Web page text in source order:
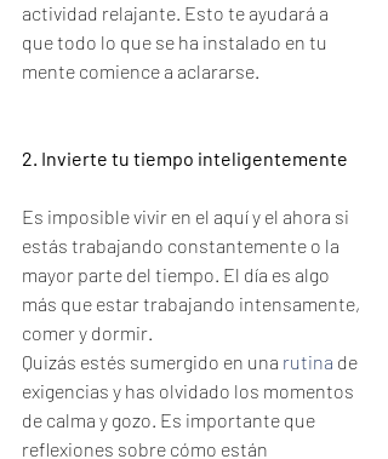
actividad relajante. Esto te ayudará a
que todo lo que se ha instalado en tu
mente comience a aclararse.
2. Invierte tu tiempo inteligentemente
Es imposible vivir en el aquí y el ahora si
estás trabajando constantemente o la
mayor parte del tiempo. El día es algo
más que estar trabajando intensamente,
comer y dormir.
Quizás estés sumergido en una rutina de
exigencias y has olvidado los momentos
de calma y gozo. Es importante que
reflexiones sobre cómo están